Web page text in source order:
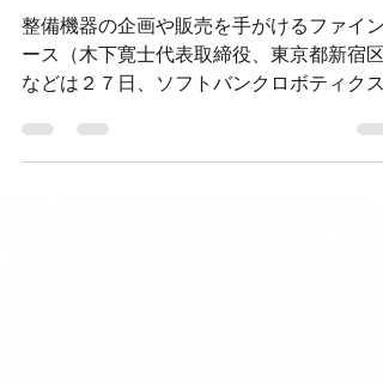
教育サービスを整備関連企
業に共同提案
ース（木下寛士代表取締役、東京都新宿区
などは２７日、ソフトバンクロボティクス